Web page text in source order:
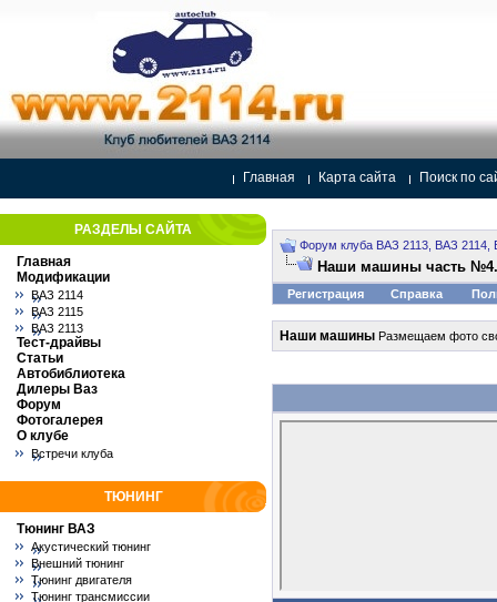
Главная Карта сайта Поиск по
РАЗДЕЛЫ САЙТА
Главная
Модификации
ВАЗ 2114
ВАЗ 2115
ВАЗ 2113
Тест-драйвы
Статьи
Автобиблиотека
Дилеры Ваз
Форум
Фотогалерея
О клубе
Встречи клуба
ТЮНИНГ
Тюнинг ВАЗ
Акустический тюнинг
Внешний тюнинг
Тюнинг двигателя
Тюнинг трансмиссии
Форум клуба ВАЗ 2113, ВАЗ 2114,
Наши машины часть №4.
Регистрация Справка
Наши машины Размещаем фото